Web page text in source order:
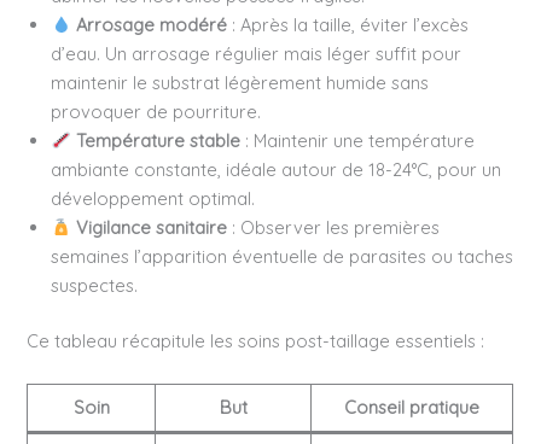
Arrosage modéré : Après la taille, éviter l’excès
d’eau. Un arrosage régulier mais léger suffit pour
maintenir le substrat légèrement humide sans
provoquer de pourriture.
Température stable : Maintenir une température
ambiante constante, idéale autour de 18-24°C, pour un
développement optimal.
Vigilance sanitaire : Observer les premières
semaines l’apparition éventuelle de parasites ou taches
suspectes.
Ce tableau récapitule les soins post-taillage essentiels :
Soin But Conseil pratique